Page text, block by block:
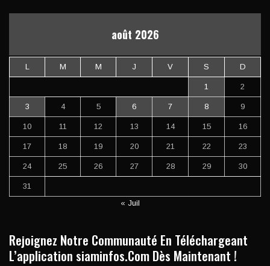
août 2026
L M M J V S D
1 2
3 4 5 6 7 8 9
10 11 12 13 14 15 16
17 18 19 20 21 22 23
24 25 26 27 28 29 30
31
« Juil
Rejoignez Notre Communauté En Téléchargeant
L’application siaminfos.Com Dès Maintenant !